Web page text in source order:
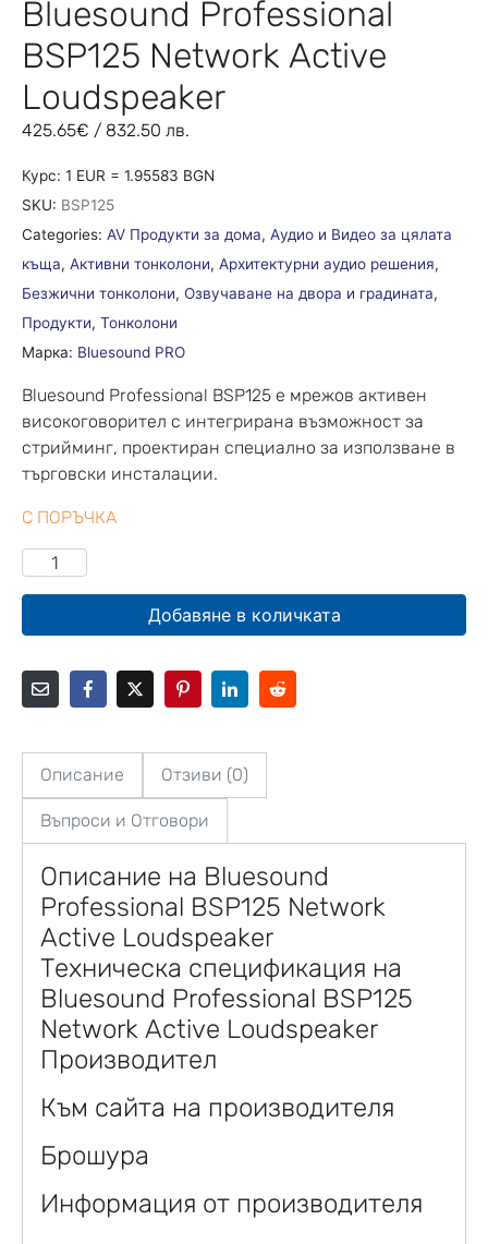
Bluesound Professional
BSP125 Network Active
Loudspeaker
425.65€ / 832.50 лв.
Курс: 1 EUR = 1.95583 BGN
SKU: BSP125
Categories: AV Продукти за дома, Aудио и Видео за цялата
къща, Активни тонколони, Архитектурни аудио решения,
Безжични тонколони, Озвучаване на двора и градината,
Продукти, Тонколони
Марка: Bluesound PRO
Bluesound Professional BSP125 е мрежов активен
високоговорител с интегрирана възможност за
стрийминг, проектиран специално за използване в
търговски инсталации.
С ПОРЪЧКА
Добавяне в количката
Описание Отзиви (0)
Въпроси и Отговори
Описание на Bluesound
Professional BSP125 Network
Active Loudspeaker
Техническа спецификация на
Bluesound Professional BSP125
Network Active Loudspeaker
Производител
Към сайта на производителя
Брошура
Информация от производителя